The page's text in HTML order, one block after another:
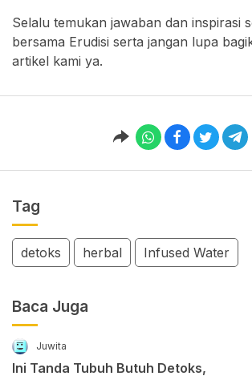
Selalu temukan jawaban dan inspirasi
bersama Erudisi serta jangan lupa
artikel kami ya.
Tag
detoks herbal Infused Water
Baca Juga
Juwita
Ini Tanda Tubuh Butuh Detoks,